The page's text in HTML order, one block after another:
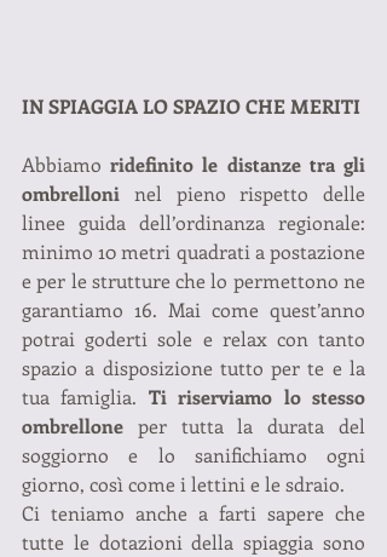
IN SPIAGGIA LO SPAZIO CHE MERITI
Abbiamo ridefinito le distanze tra gli
ombrelloni nel pieno rispetto delle
linee guida dell’ordinanza regionale:
minimo 10 metri quadrati a postazione
e per le strutture che lo permettono ne
garantiamo 16. Mai come quest’anno
potrai goderti sole e relax con tanto
spazio a disposizione tutto per te e la
tua famiglia. Ti riserviamo lo stesso
ombrellone per tutta la durata del
soggiorno e lo sanifichiamo ogni
giorno, così come i lettini e le sdraio.
Ci teniamo anche a farti sapere che
tutte le dotazioni della spiaggia sono